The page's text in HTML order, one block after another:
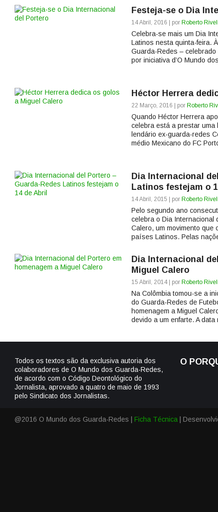
Festeja-se o Dia
14 Abril, 2016 | por Roberto
Celebra-se mais um Dia
Latinos nesta quinta-feira.
Guarda-Redes –
por iniciativa d’O Mundo
Héctor Herrera
22 Março, 2016 | por Roberto
Quando Héctor Herrera
celebra está a prestar uma
lendário ex-guarda-redes
médio Mexicano do FC
Dia Internacional
Latinos festejam o
14 Abril, 2015 | por Roberto
Pelo segundo ano
celebra o Dia Internacional
Calero, um movimento que
países Latinos. Pelas
Dia Internacional
Miguel Calero
15 Abril, 2014 | por Roberto
Na Colômbia tomou-se a
do Guarda-Redes de
homenagem a Miguel
devido a um enfarte. A data
Todos os textos são da exclusiva autoria dos
colaboradores de O Mundo dos Guarda-Redes,
de acordo com o Código Deontológico do
Jornalista, aprovado a quatro de maio de 1993
pelo Sindicato dos Jornalistas.
O
@2016 O Mundo dos Guarda-Redes | Ficha Técnica |